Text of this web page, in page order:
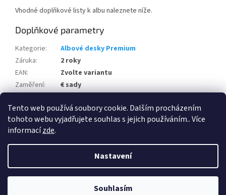
Tento web používá soubory cookie. Dalším procházením
tohoto webu vyjadřujete souhlas s jejich používáním.. Více
informacízde.
Nastavení
Souhlasím
Vhodné doplňkové listy k albu naleznete níže.
Doplňkové parametry
Kategorie:
Albové desky Premium
Záruka:
2 roky
EAN:
Zvolte variantu
Zaměření:
€ sady
Výrobce: SAFE
Vytvořil Shoptet
HPhobby s.r.o.. Všechna práva vyhrazena.